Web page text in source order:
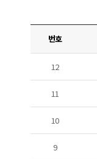
번호
12
11
10
9